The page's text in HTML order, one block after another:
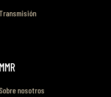
Transmisión
MMR
Sobre nosotros